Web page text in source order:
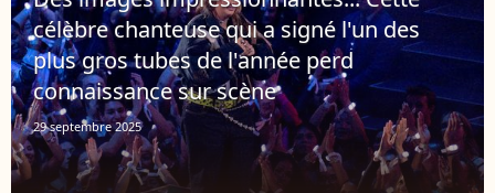
célèbre chanteuse qui a signé l'un des
plus gros tubes de l'année perd
connaissance sur scène
29 septembre 2025